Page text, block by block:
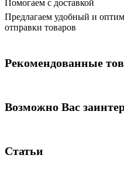
Помогаем с доставкой
Предлагаем удобный и
отправки товаров
Рекомендованные
Возможно Вас
Статьи